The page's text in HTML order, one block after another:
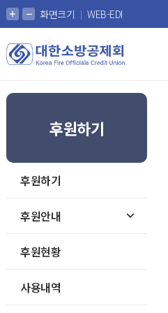
대한소방공제회
화면크기
확대 축소 WEB-EDI
후원하기
후원하기
후원안내
후원현황
사용내역